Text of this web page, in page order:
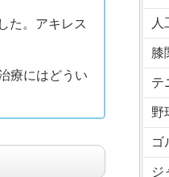
た。アキレス
療にはどうい
膝
テ
野
ゴ
ジ